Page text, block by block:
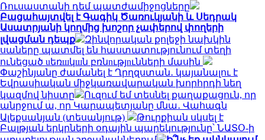
Ռուսաստանի դեմ պատժամիջոցները
Բացահայտվել է Գագիկ Ծառուկյանի և Սեդրակ
Ասատրյանի կողմից խոշոր չափերով փողերի
լվացման դեպք
Զինվորական քոլեջի նախկին
սաները պատմել են հաստատությունում տեղի
ունեցած uեռшկшն բռնnւթյnւնների մասին
Փաշինյանը ժամանել է Ղրղզստան․ կայանալու է
Եվրասիական միջկառավարական խորհրդի նեղ
կազմով նիստը
Ուզում եմ տեսնել քաղաքացուն, որ
անրջում ա, որ Կարապետյանը մնա․ Վահագն
Ալեքսանյան (տեսանյութ)
Թուրքիան սկսել է
Բալթյան երկրների օդային պարեկությունը՝ ՆԱՏՕ-ի